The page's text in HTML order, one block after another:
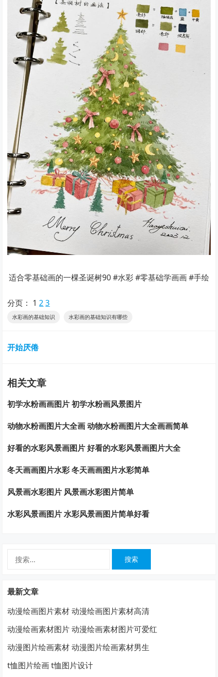
适合零基础画的一棵圣诞树90 #水彩 #零基础学画画 #手绘
分页： 1 2 3
水彩画的基础知识 水彩画的基础知识有哪些
开始厌倦
相关文章
初学水粉画画图片 初学水粉画风景图片
动物水粉画图片大全画 动物水粉画图片大全画画简单
好看的水彩风景画图片 好看的水彩风景画图片大全
冬天画画图片水彩 冬天画画图片水彩简单
风景画水彩图片 风景画水彩图片简单
水彩风景画图片 水彩风景画图片简单好看
最新文章
动漫绘画图片素材 动漫绘画图片素材高清
动漫绘画素材图片 动漫绘画素材图片可爱红
动漫图片绘画素材 动漫图片绘画素材男生
t恤图片绘画 t恤图片设计